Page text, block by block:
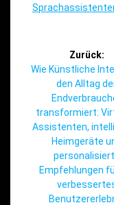
Zurück:
Vorheriger
Beitrag:
Wie Künstliche
den Alltag
transformiert:
Assistenten,
Heimgeräte
Empfehlungen